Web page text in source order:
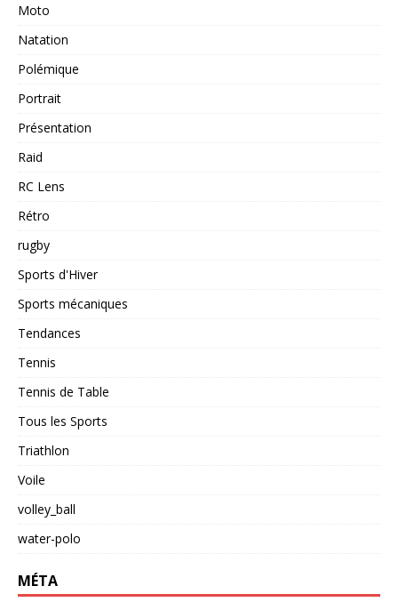
Moto
Natation
Polémique
Portrait
Présentation
Raid
RC Lens
Rétro
rugby
Sports d'Hiver
Sports mécaniques
Tendances
Tennis
Tennis de Table
Tous les Sports
Triathlon
Voile
volley_ball
water-polo
MÉTA